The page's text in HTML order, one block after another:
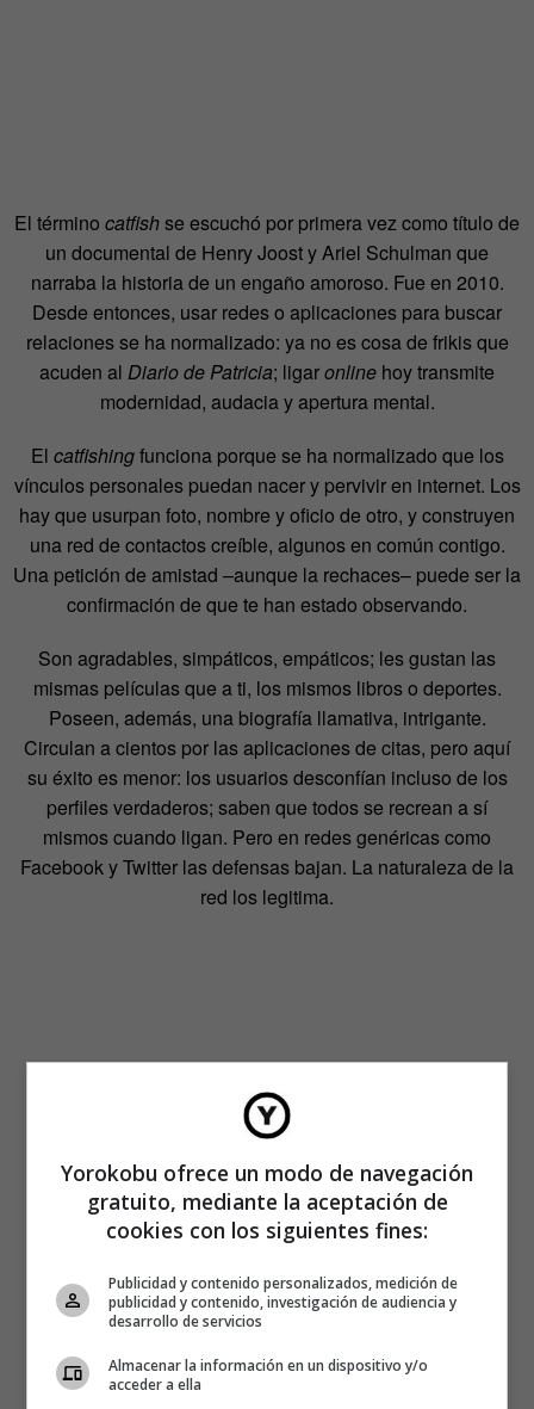
El término catfishse escuchó por primera vez como título de
un documental de Henry Joost y Ariel Schulman que
narraba la historia de un engaño amoroso. Fue en 2010.
Desde entonces, usar redes o aplicaciones para buscar
relaciones se ha normalizado: ya no es cosa de frikis que
acuden al Diario de Patricia; ligaronline hoy transmite
modernidad, audacia y apertura mental.
El catfishingfunciona porque se ha normalizado que los
vínculos personales puedan nacer y pervivir en internet. Los
hay que usurpan foto, nombre y oficio de otro, y construyen
una red de contactos creíble, algunos en común contigo.
Una petición de amistad –aunque la rechaces– puede ser la
confirmación de que te han estado observando.
Son agradables, simpáticos, empáticos; les gustan las
mismas películas que a ti, los mismos libros o deportes.
Poseen, además, una biografía llamativa, intrigante.
Circulan a cientos por las aplicaciones de citas, pero aquí
su éxito es menor: los usuarios desconfían incluso de los
perfiles verdaderos; saben que todos se recrean a sí
mismos cuando ligan. Pero en redes genéricas como
Facebook y Twitter las defensas bajan. La naturaleza de la
red los legitima.
Yorokobu ofrece un modo de navegación
gratuito, mediante la aceptación de
cookies con los siguientes fines:
Publicidad y contenido personalizados, medición de
publicidad y contenido, investigación de audiencia y
desarrollo de servicios
Almacenar la información en un dispositivo y/o
acceder a ella